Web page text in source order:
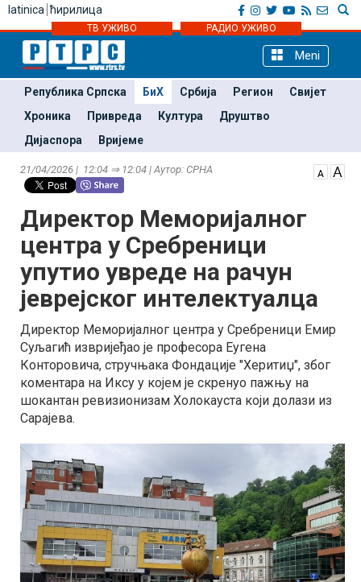
latinica ћирилица
ТВ УЖИВО РАДИО УЖИВО
Meni
Република Српска БиХ Србија Регион
Свијет
Хроника
Привреда Култура
Друштво
Дијаспора
Вријеме
21/04/2026 | 12:04 ⇒ 12:04 | Аутор: СРНА
Директор Меморијалног
центра у Сребреници
упутио увреде на рачун
јеврејског интелектуалца
Директор Меморијалног центра у Сребреници Емир
Суљагић извријеђао је професора Еугена
Конторовича, стручњака Фондације "Херитиџ", због
коментара на Иксу у којем је скренуо пажњу на
шокантан ревизионизам Холокауста који долази из
Сарајева.